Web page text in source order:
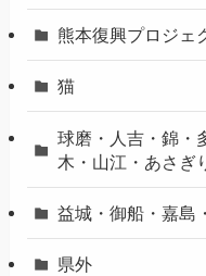
熊本復興プロジェ
猫
球磨・人吉・錦・
木・山江・あさぎ
益城・御船・嘉島
県外